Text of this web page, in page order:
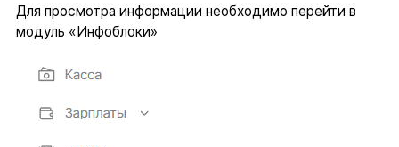
Для просмотра информации необходимо перейти в
модуль «Инфоблоки»